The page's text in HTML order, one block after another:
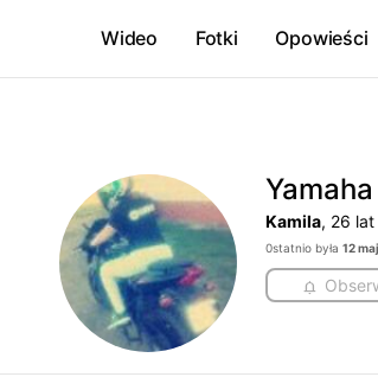
Wideo Fotki Opowieści
Yamaha
Kamila, 26 lat
0statnio była12